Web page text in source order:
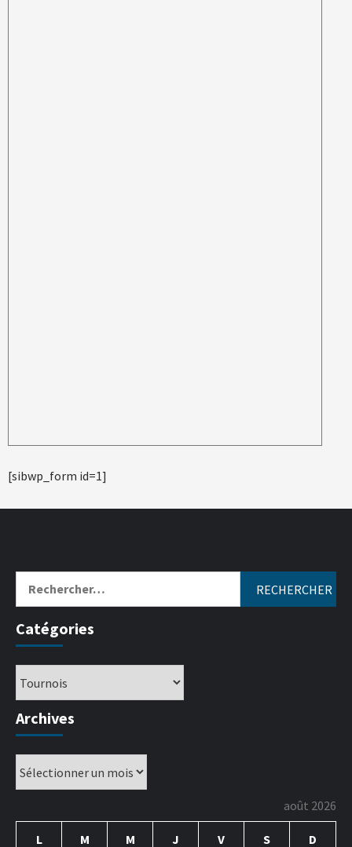
[sibwp_form id=1]
Catégories
Archives
août 2026
L M M J V S D